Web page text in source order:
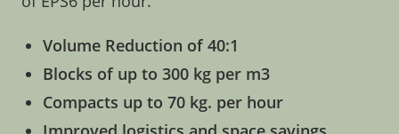
Volume Reduction of 40:1
Blocks of up to 300 kg per m3
Compacts up to 70 kg. per hour